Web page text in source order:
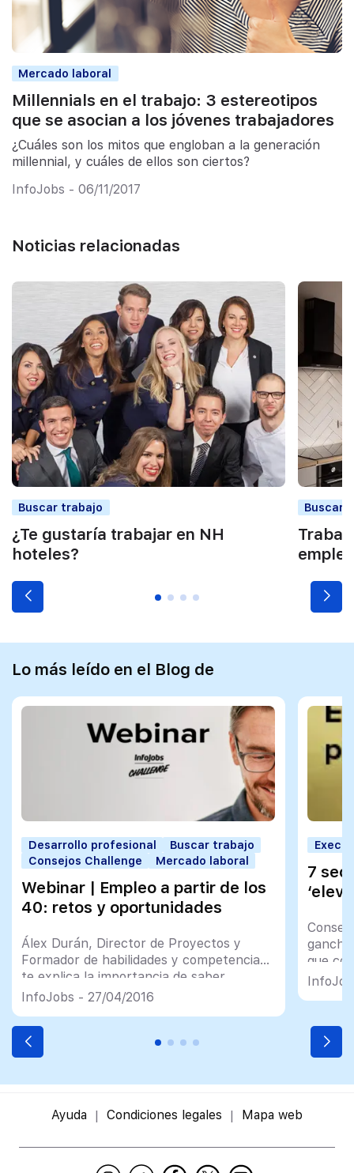
Mercado laboral
Millennials en el trabajo: 3 estereotipos
que se asocian a los jóvenes trabajadores
¿Cuáles son los mitos que engloban a la generación
millennial, y cuáles de ellos son ciertos?
InfoJobs - 06/11/2017
Noticias relacionadas
Buscar trabajo
¿Te gustaría trabajar en NH
hoteles?
Buscar
Lo más leído en el Blog de
Desarrollo profesional
Buscar trabajo
Consejos Challenge
Mercado laboral
Webinar | Empleo a partir de los
40: retos y oportunidades
Álex Durán, Director de Proyectos y
Formador de habilidades y competencias,
te explica la importancia de saber
reinventarse y adaptarse al nuevo
de trabajo
InfoJobs - 27/04/2016
7
que
de tres
Ayuda Condiciones legales Mapa web